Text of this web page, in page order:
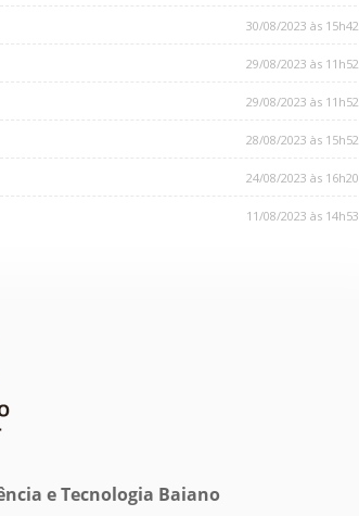
30/08/2023 às 15h42
29/08/2023 às 11h52
29/08/2023 às 11h52
28/08/2023 às 15h52
24/08/2023 às 16h20
11/08/2023 às 14h53
e Tecnologia Baiano